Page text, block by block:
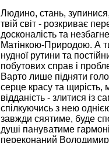
Людино, стань,
твій світ - розкриває
досконалість та
Матінкою-Природою. А
нудної рутини та
побутових справ і
Варто лише підняти
серце красу та щирість,
відданість - злитися із
спілкуючись з нею
завжди сяятиме, буде
душі пануватиме
переконаний